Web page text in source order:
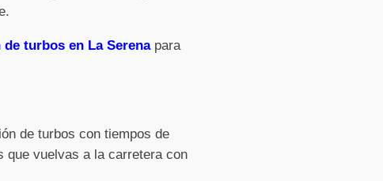
turbos en La Serenapara
de turbos con tiempos de
que vuelvas a la carretera con